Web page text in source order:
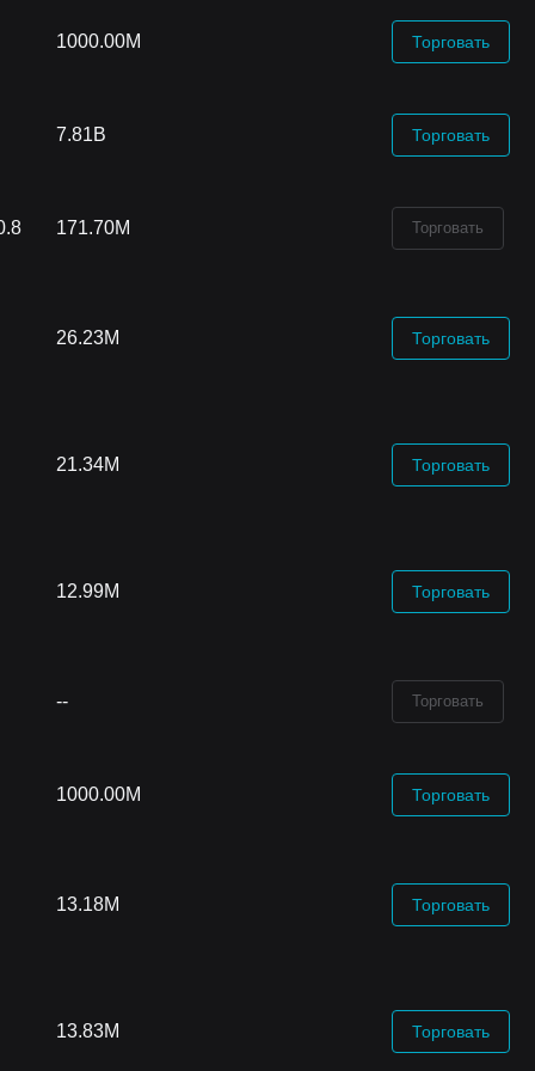
1000.00M Торговать
7.81B Торговать
171.70M Торговать
26.23M Торговать
21.34M Торговать
12.99M Торговать
-- Торговать
1000.00M Торговать
13.18M Торговать
13.83M Торговать